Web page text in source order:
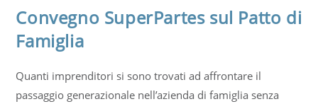
Convegno SuperPartes sul Patto di
Famiglia
Quanti imprenditori si sono trovati ad affrontare il
passaggio generazionale nell’azienda di famiglia senza